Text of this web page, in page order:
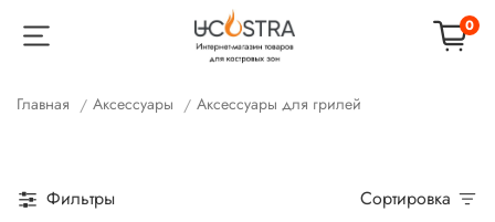
0
Главная Аксессуары Аксессуары для грилей
Фильтры Сортировка